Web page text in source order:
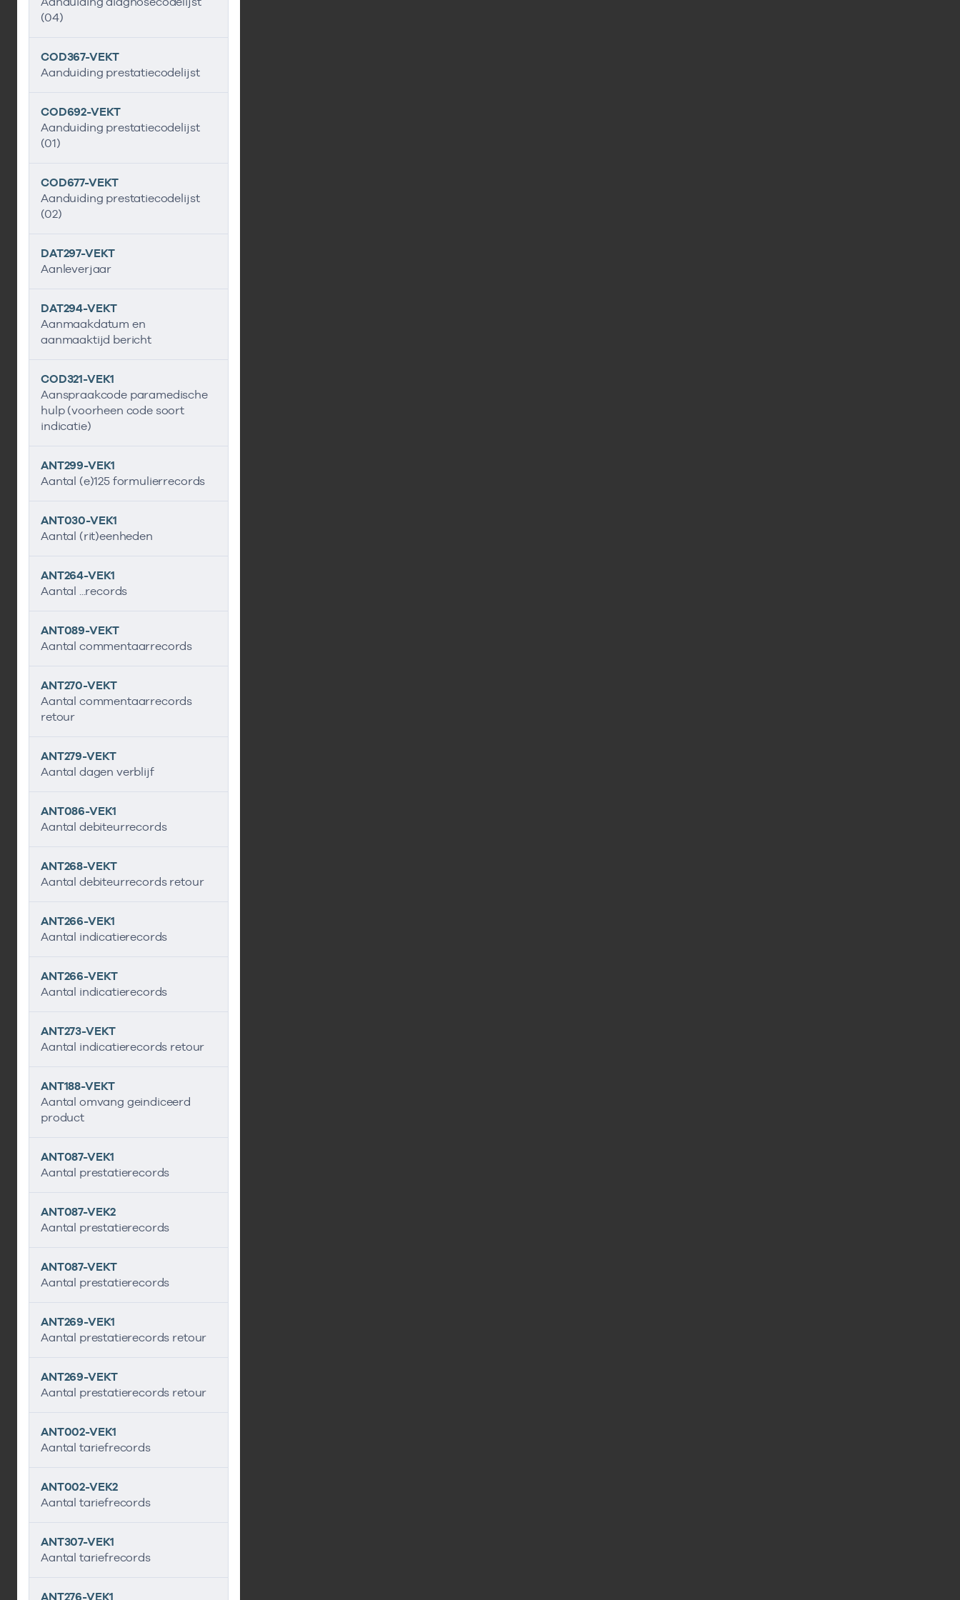
(04)
COD367-VEKT
Aanduiding prestatiecodelijst
COD692-VEKT
Aanduiding prestatiecodelijst
(01)
COD677-VEKT
Aanduiding prestatiecodelijst
(02)
DAT297-VEKT
Aanleverjaar
DAT294-VEKT
Aanmaakdatum en
aanmaaktijd bericht
COD321-VEK1
Aanspraakcode paramedische
hulp (voorheen code soort
indicatie)
ANT299-VEK1
Aantal (e)125 formulierrecords
ANT030-VEK1
Aantal (rit)eenheden
ANT264-VEK1
Aantal ...records
ANT089-VEKT
Aantal commentaarrecords
ANT270-VEKT
Aantal commentaarrecords
retour
ANT279-VEKT
Aantal dagen verblijf
ANT086-VEK1
Aantal debiteurrecords
ANT268-VEKT
Aantal debiteurrecords retour
ANT266-VEK1
Aantal indicatierecords
ANT266-VEKT
Aantal indicatierecords
ANT273-VEKT
Aantal indicatierecords retour
ANT188-VEKT
Aantal omvang geindiceerd
product
ANT087-VEK1
Aantal prestatierecords
ANT087-VEK2
Aantal prestatierecords
ANT087-VEKT
Aantal prestatierecords
ANT269-VEK1
Aantal prestatierecords retour
ANT269-VEKT
Aantal prestatierecords retour
ANT002-VEK1
Aantal tariefrecords
ANT002-VEK2
Aantal tariefrecords
ANT307-VEK1
Aantal tariefrecords
ANT276-VEK1